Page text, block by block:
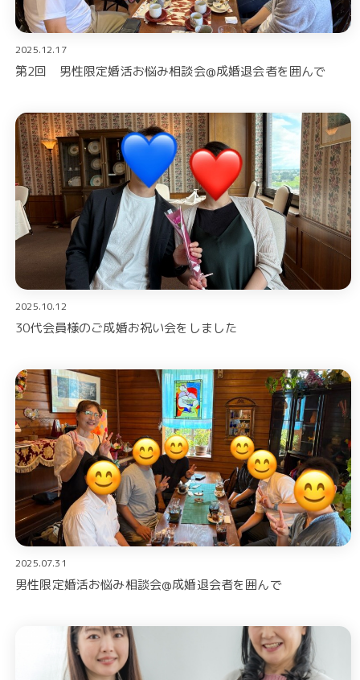
2025.12.17
第2回 男性限定婚活お悩み相談会@成婚退会者を囲んで
2025.10.12
30代会員様のご成婚お祝い会をしました
2025.07.31
男性限定婚活お悩み相談会@成婚退会者を囲んで